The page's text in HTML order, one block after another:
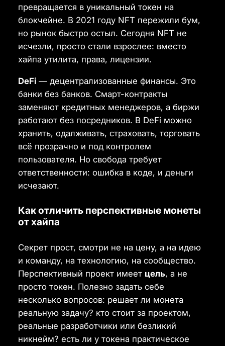
превращается в уникальный токен на
блокчейне. В 2021 году NFT пережили бум,
но рынок быстро остыл. Сегодня NFT не
исчезли, просто стали взрослее: вместо
хайпа утилита, права, лицензии.
DeFi— децентрализованные финансы. Это
банки без банков. Смарт-контракты
заменяют кредитных менеджеров, а биржи
работают без посредников. В DeFi можно
хранить, одалживать, страховать, торговать
всё прозрачно и под контролем
пользователя. Но свобода требует
ответственности: ошибка в коде, и деньги
исчезают.
Как отличить перспективные монеты
от хайпа
Секрет прост, смотри не на цену, а на идею
и команду, на технологию, на сообщество.
Перспективный проект имеет цель, а не
просто токен. Полезно задать себе
несколько вопросов: решает ли монета
реальную задачу? кто стоит за проектом,
реальные разработчики или безликий
никнейм? есть ли у токена практическое